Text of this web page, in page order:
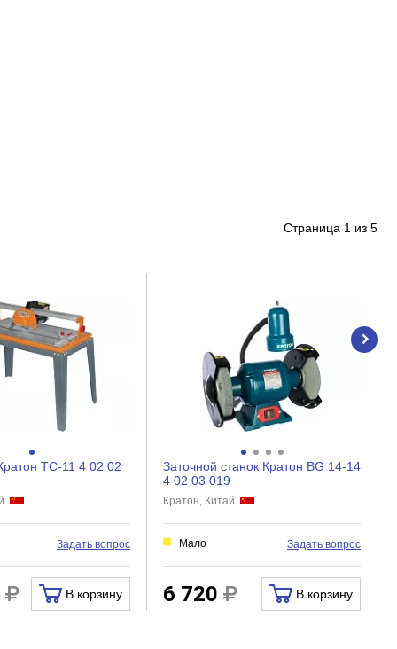
Страница 1 из 5
TC-11 4 02 02
Задать вопрос
В корзину
Заточной станок Кратон BG 14-14
4 02 03 019
Кратон, Китай
Мало Задать вопрос
6 720 В корзину